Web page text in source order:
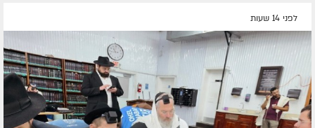
לפני 14 שעות